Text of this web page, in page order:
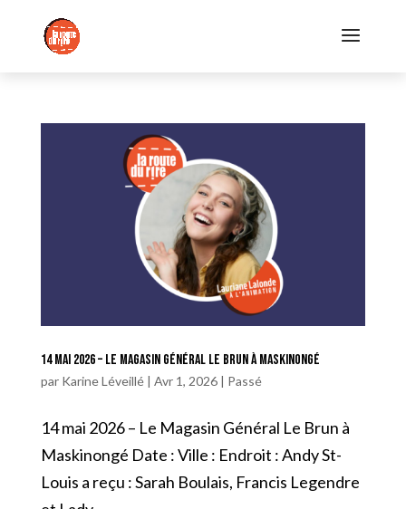
14 mai 2026 – Le Magasin Général Le Brun à Maskinongé
par Karine Léveillé| Avr 1, 2026| Passé
14 mai 2026 – Le Magasin Général Le Brun à
Maskinongé Date : Ville : Endroit : Andy St-
Louis a reçu : Sarah Boulais, Francis Legendre